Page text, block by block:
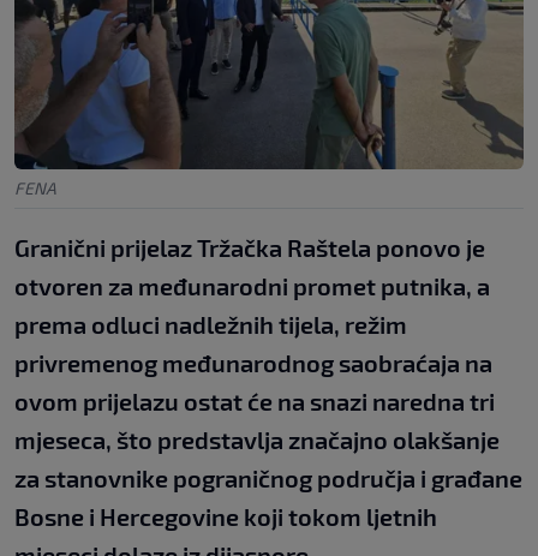
FENA
Granični prijelaz Tržačka Raštela ponovo je
otvoren za međunarodni promet putnika, a
prema odluci nadležnih tijela, režim
privremenog međunarodnog saobraćaja na
ovom prijelazu ostat će na snazi naredna tri
mjeseca, što predstavlja značajno olakšanje
za stanovnike pograničnog područja i građane
Bosne i Hercegovine koji tokom ljetnih